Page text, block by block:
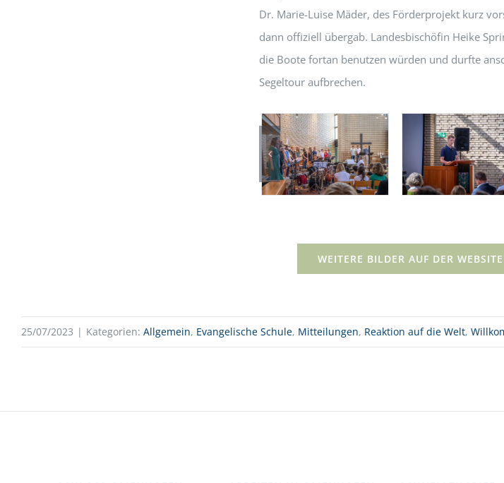
Dr. Marie-Luise Mäder, des Förderprojekt kurz
dann offiziell übergab. Landesbischöfin Heike
die Boote fortan benutzen würden und durfte
Segeltour aufbrechen.
WEITERE BILDER AUF DER
25/07/2023 | Kategorien: Allgemein, Evangelische Schule, Mitteilungen, Reaktion auf die Welt,